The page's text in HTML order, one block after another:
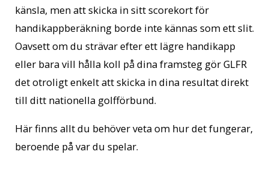
känsla, men att skicka in sitt scorekort för
handikappberäkning borde inte kännas som ett slit.
Oavsett om du strävar efter ett lägre handikapp
eller bara vill hålla koll på dina framsteg gör GLFR
det otroligt enkelt att skicka in dina resultat direkt
till ditt nationella golfförbund.
Här finns allt du behöver veta om hur det fungerar,
beroende på var du spelar.